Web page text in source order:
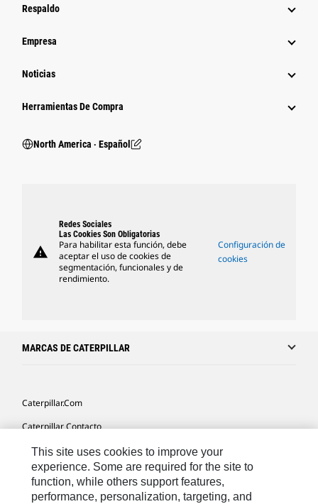
Respaldo
Empresa
Noticias
Herramientas De Compra
North America ‧ Español
warning
Redes Sociales
Las Cookies Son Obligatorias
Para habilitar esta función, debe
aceptar el uso de cookies de
segmentación, funcionales y de
rendimiento.
Configuración de
cookies
MARCAS DE CATERPILLAR
Caterpillar.com
Caterpillar Contacto
Mis Preferencias De Marketing
Site Map
Cookie Settings
This site uses cookies to improve your
experience. Some are required for the site to
function, while others support features,
performance, personalization, targeting, and